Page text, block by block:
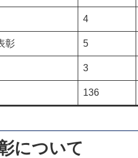
4
彰 5
3
136
について